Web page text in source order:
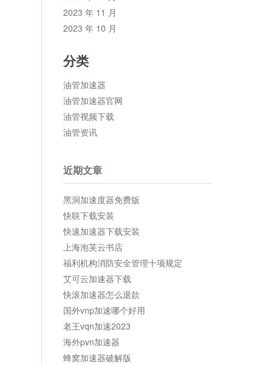
2023 年 11 月
2023 年 10 月
分类
油管加速器
油管加速器官网
油管视频下载
油管资讯
近期文章
黑洞加速度器免费版
快联下载安装
快速加速器下载安装
上海泡芙云书店
福利机构消防安全管理十项规定
艾可云加速器下载
快滚加速器怎么退款
国外vnp加速哪个好用
老王vqn加速2023
海外pvn加速器
蜂窝加速器破解版